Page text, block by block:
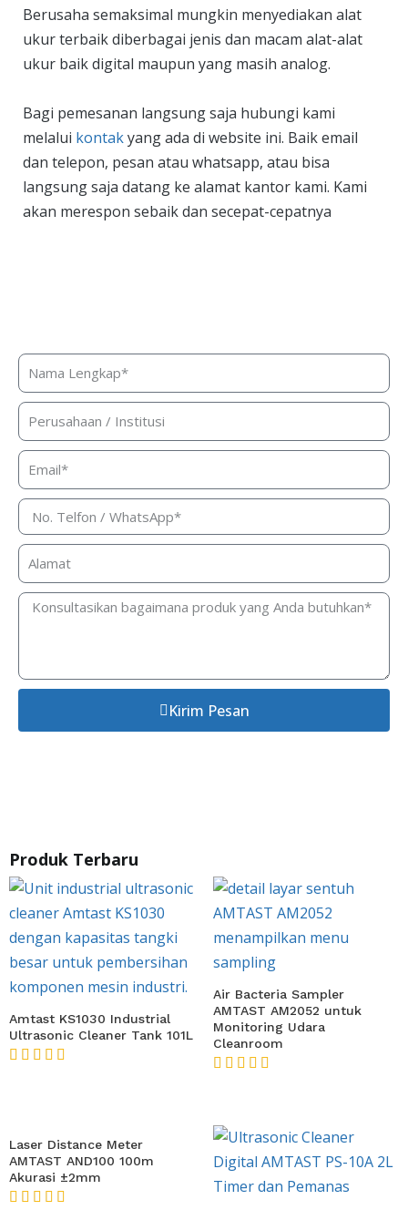
Berusaha semaksimal mungkin menyediakan alat
ukur terbaik diberbagai jenis dan macam alat-alat
ukur baik digital maupun yang masih analog.
Bagi pemesanan langsung saja hubungi kami
melalui kontakyang ada di website ini. Baik email
dan telepon, pesan atau whatsapp, atau bisa
langsung saja datang ke alamat kantor kami. Kami
akan merespon sebaik dan secepat-cepatnya
Kirim Pesan
Produk Terbaru
Amtast KS1030 Industrial
Ultrasonic Cleaner Tank 101L
Air Bacteria Sampler
AMTAST AM2052 untuk
Monitoring Udara
Cleanroom
Laser Distance Meter
AMTAST AND100 100m
Akurasi ±2mm